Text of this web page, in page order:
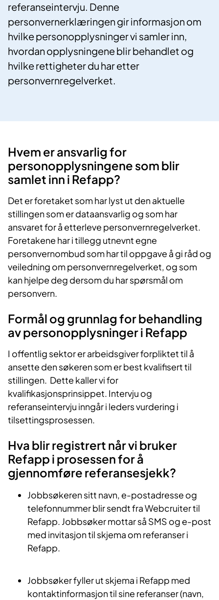
referanseintervju. Denne
personvernerklæringen gir informasjon om
hvilke personopplysninger vi samler inn,
hvordan opplysningene blir behandlet og
hvilke rettigheter du har etter
personvernregelverket.
Hvem er ansvarlig for
personopplysningene som blir
samlet inn i Refapp?
Det er foretaket som har lyst ut den aktuelle
stillingen som er dataansvarlig og som har
ansvaret for å etterleve personvernregelverket.
Foretakene har i tillegg utnevnt egne
personvernombud som har til oppgave å gi råd og
veiledning om personvernregelverket, og som
kan hjelpe deg dersom du har spørsmål om
personvern.
Formål og grunnlag for behandling
av personopplysninger i Refapp
I offentlig sektor er arbeidsgiver forpliktet til å
ansette den søkeren som er best kvalifisert til
stillingen. Dette kaller vi for
kvalifikasjonsprinsippet. Intervju og
referanseintervju inngår i leders vurdering i
tilsettingsprosessen.
Hva blir registrert når vi bruker
Refapp i prosessen for å
gjennomføre referansesjekk?
Jobbsøkeren sitt navn, e-postadresse og
telefonnummer blir sendt fra Webcruiter til
Refapp. Jobbsøker mottar så SMS og e-post
med invitasjon til skjema om referanser i
Refapp.
Jobbsøker fyller ut skjema i Refapp med
kontaktinformasjon til sine referanser (navn,